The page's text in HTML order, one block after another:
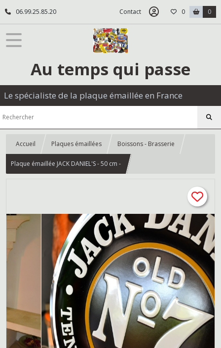
06.99.25.85.20 Contact 0 0
Au temps qui passe
Le spécialiste de la plaque émaillée en France
Accueil Plaques émaillées Boissons - Brasserie
Plaque émaillée JACK DANIEL'S - 50 cm -